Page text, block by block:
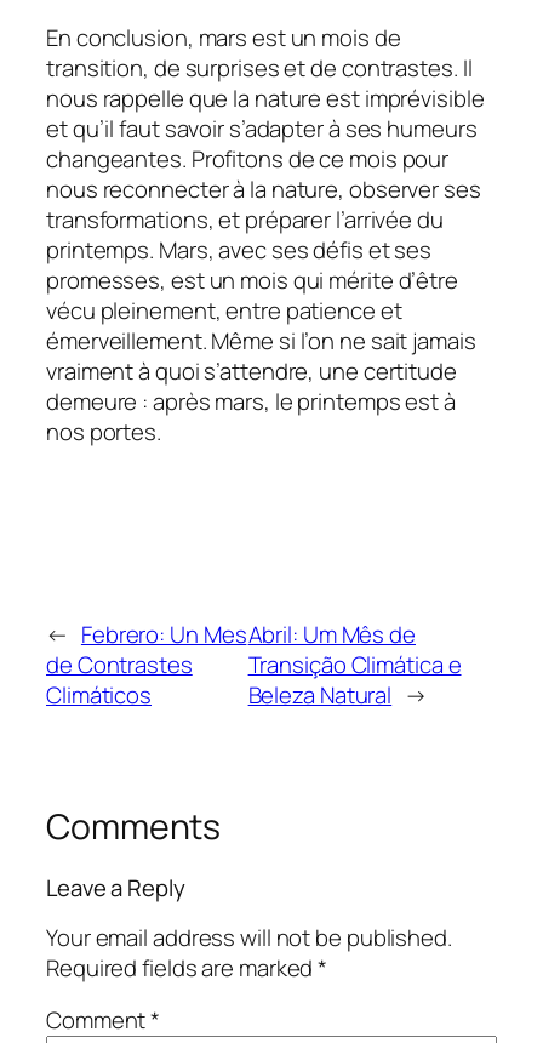
En conclusion, mars est un mois de
transition, de surprises et de contrastes. Il
nous rappelle que la nature est imprévisible
et qu’il faut savoir s’adapter à ses humeurs
changeantes. Profitons de ce mois pour
nous reconnecter à la nature, observer ses
transformations, et préparer l’arrivée du
printemps. Mars, avec ses défis et ses
promesses, est un mois qui mérite d’être
vécu pleinement, entre patience et
émerveillement. Même si l’on ne sait jamais
vraiment à quoi s’attendre, une certitude
demeure : après mars, le printemps est à
nos portes.
← Febrero: Un Mes
de Contrastes
Climáticos
Abril: Um Mês de
Transição Climática e
Beleza Natural →
Comments
Leave a Reply
Your email address will not be published.
Required fields are marked*
Comment*